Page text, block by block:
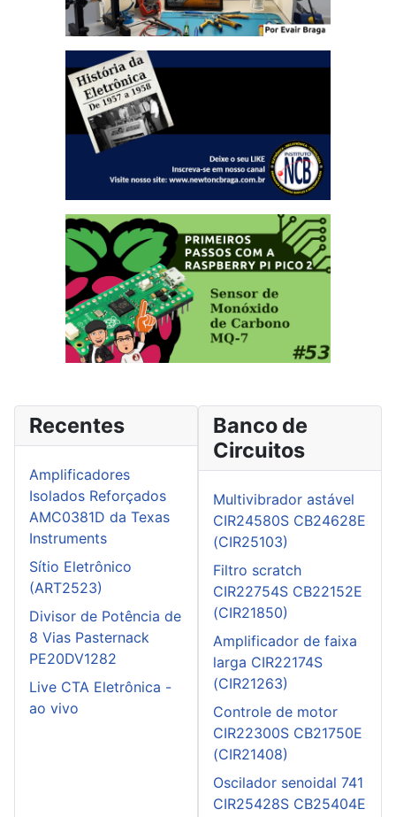
Recentes
Amplificadores
Isolados Reforçados
AMC0381D da Texas
Instruments
Sítio Eletrônico
(ART2523)
Divisor de Potência de
8 Vias Pasternack
PE20DV1282
Live CTA Eletrônica -
ao vivo
Banco de
Circuitos
Multivibrador astável
CIR24580S CB24628E
(CIR25103)
Filtro scratch
CIR22754S CB22152E
(CIR21850)
Amplificador de faixa
larga CIR22174S
(CIR21263)
Controle de motor
CIR22300S CB21750E
(CIR21408)
Oscilador senoidal 741
CIR25428S CB25404E